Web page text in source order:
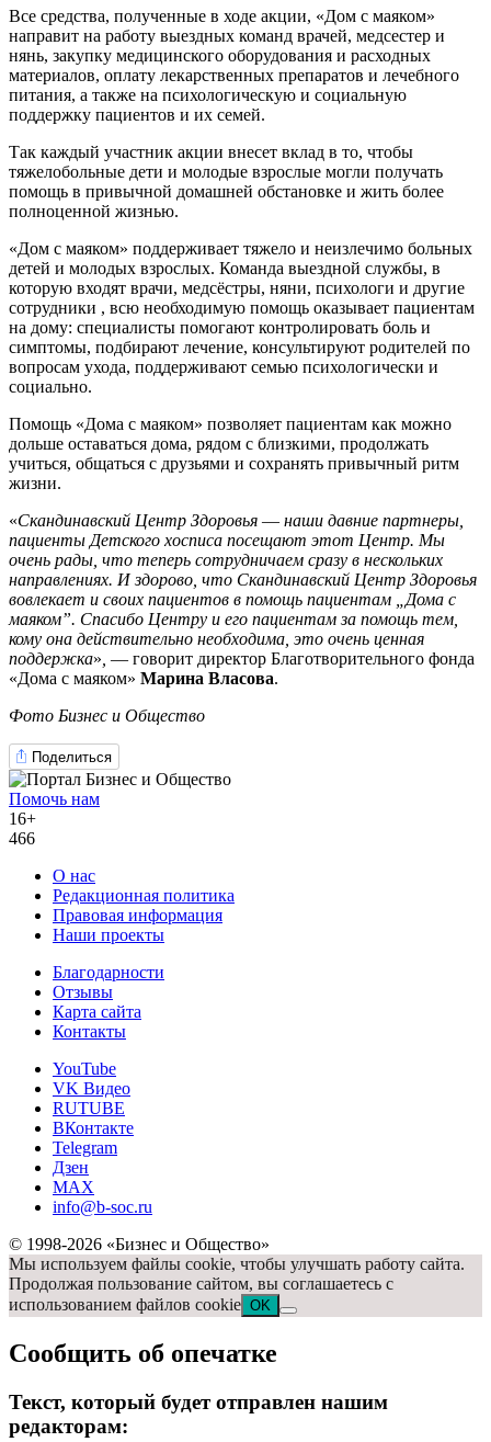
Все средства, полученные в ходе акции, «Дом с маяком»
направит на работу выездных команд врачей, медсестер и
нянь, закупку медицинского оборудования и расходных
материалов, оплату лекарственных препаратов и лечебного
питания, а также на психологическую и социальную
поддержку пациентов и их семей.
Так каждый участник акции внесет вклад в то, чтобы
тяжелобольные дети и молодые взрослые могли получать
помощь в привычной домашней обстановке и жить более
полноценной жизнью.
«Дом с маяком» поддерживает тяжело и неизлечимо больных
детей и молодых взрослых. Команда выездной службы, в
которую входят врачи, медсёстры, няни, психологи и другие
сотрудники , всю необходимую помощь оказывает пациентам
на дому: специалисты помогают контролировать боль и
симптомы, подбирают лечение, консультируют родителей по
вопросам ухода, поддерживают семью психологически и
социально.
Помощь «Дома с маяком» позволяет пациентам как можно
дольше оставаться дома, рядом с близкими, продолжать
учиться, общаться с друзьями и сохранять привычный ритм
жизни.
«Скандинавский Центр Здоровья — наши давние партнеры,
пациенты Детского хосписа посещают этот Центр. Мы
очень рады, что теперь сотрудничаем сразу в нескольких
направлениях. И здорово, что Скандинавский Центр Здоровья
вовлекает и своих пациентов в помощь пациентам „Дома с
маяком”. Спасибо Центру и его пациентам за помощь тем,
кому она действительно необходима, это очень ценная
поддержка» — говорит директор Благотворительного фонда
«Дома с маяком» Марина Власова.
Фото Бизнес и Общество
Поделиться
Помочь нам
16+
466
О нас
Редакционная политика
Правовая информация
Наши проекты
Благодарности
Отзывы
Карта сайта
Контакты
YouTube
VK Видео
RUTUBE
ВКонтакте
Telegram
Дзен
MAX
info@b-soc.ru
© 1998-2026 «Бизнес и Общество»
Мы используем файлы cookie, чтобы улучшать работу сайта.
Продолжая пользование сайтом, вы соглашаетесь с
использованием файлов cookie OK
Сообщить об опечатке
Текст, который будет отправлен нашим
редакторам: